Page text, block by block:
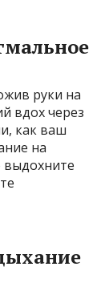
руки на
вдох через
как ваш
на
выдохните